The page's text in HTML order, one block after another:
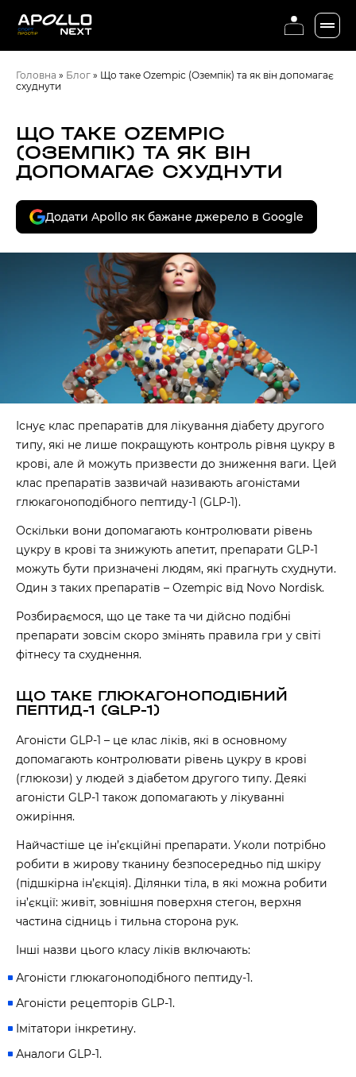
Головна » Блог » Що таке Ozempic (Оземпік) та як він допомагає
схуднути
ЩО ТАКЕ OZEMPIC
(ОЗЕМПІК) ТА ЯК ВІН
ДОПОМАГАЄ СХУДНУТИ
Додати Apollo як бажане джерело в Google
Існує клас препаратів для лікування діабету другого
типу, які не лише покращують контроль рівня цукру в
крові, але й можуть призвести до зниження ваги. Цей
клас препаратів зазвичай називають агоністами
глюкагоноподібного пептиду-1 (GLP-1).
Оскільки вони допомагають контролювати рівень
цукру в крові та знижують апетит, препарати GLP-1
можуть бути призначені людям, які прагнуть схуднути.
Один з таких препаратів – Ozempic від Novo Nordisk.
Розбираємося, що це таке та чи дійсно подібні
препарати зовсім скоро змінять правила гри у світі
фітнесу та схуднення.
ЩО ТАКЕ ГЛЮКАГОНОПОДІБНИЙ
ПЕПТИД-1 (GLP-1)
Агоністи GLP-1 – це клас ліків, які в основному
допомагають контролювати рівень цукру в крові
(глюкози) у людей з діабетом другого типу. Деякі
агоністи GLP-1 також допомагають у лікуванні
ожиріння.
Найчастіше це ін’єкційні препарати. Уколи потрібно
робити в жирову тканину безпосередньо під шкіру
(підшкірна ін’єкція). Ділянки тіла, в які можна робити
ін’єкції: живіт, зовнішня поверхня стегон, верхня
частина сідниць і тильна сторона рук.
Інші назви цього класу ліків включають:
Агоністи глюкагоноподібного пептиду-1.
Агоністи рецепторів GLP-1.
Імітатори інкретину.
Аналоги GLP-1.